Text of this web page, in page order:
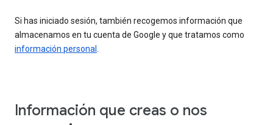
Si has iniciado sesión, también recogemos información que
almacenamos en tu cuenta de Google y que tratamos como
información personal.
Información que creas o nos